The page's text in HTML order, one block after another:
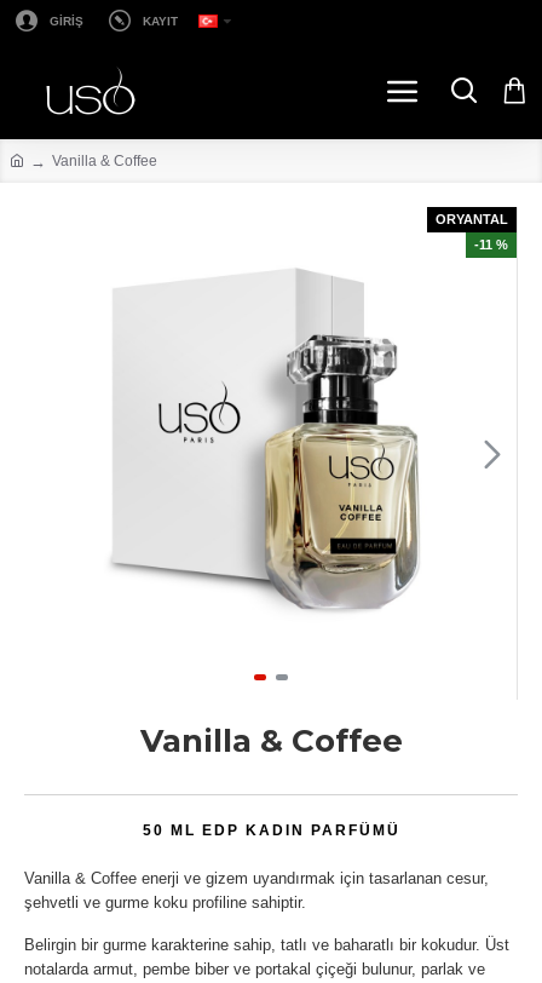
GİRİŞ KAYIT
Vanilla & Coffee
ORYANTAL
-11 %
Vanilla & Coffee
50 ML EDP KADIN PARFÜMÜ
Vanilla & Coffee enerji ve gizem uyandırmak için tasarlanan cesur,
şehvetli ve gurme koku profiline sahiptir.
Belirgin bir gurme karakterine sahip, tatlı ve baharatlı bir kokudur. Üst
notalarda armut, pembe biber ve portakal çiçeği bulunur, parlak ve